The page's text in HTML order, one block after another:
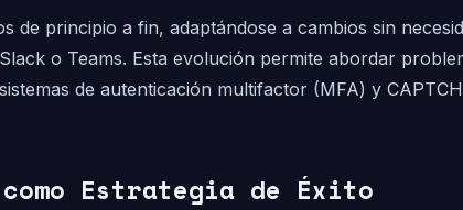
de principio a fin, adaptándose a cambios sin
o Teams. Esta evolución permite abordar
de autenticación multifactor (MFA) y
Estrategia de Éxito